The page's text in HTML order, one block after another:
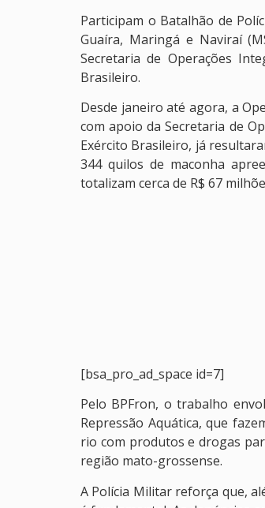
Participam o Batalhão de
Guaíra, Maringá e Naviraí
Secretaria de Operações
Brasileiro.
Desde janeiro até agora, a
com apoio da Secretaria de
Exército Brasileiro, já
344 quilos de maconha
totalizam cerca de R$ 67
[bsa_pro_ad_space id=7]
Pelo BPFron, o trabalho
Repressão Aquática, que
rio com produtos e drogas
região mato-grossense.
A Polícia Militar reforça que,